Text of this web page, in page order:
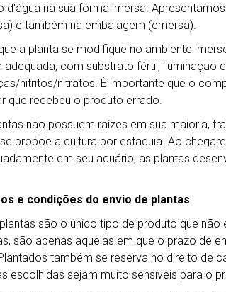
d'água na sua forma imersa.
e também na embalagem (emersa).
a planta se modifique no ambiente
adequada, com substrato fértil, iluminação
nitritos/nitratos. É importante que o
que recebeu o produto errado.
não possuem raízes em sua maioria,
propõe a cultura por estaquia. Ao
em seu aquário, as plantas
e condições do envio de plantas
são o único tipo de produto que
são apenas aquelas em que o prazo de
também se reserva no direito de
escolhidas sejam muito sensíveis para o